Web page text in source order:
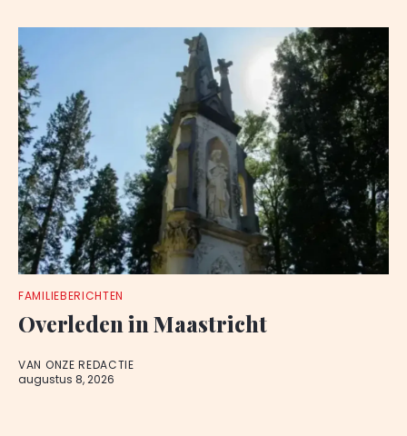
FAMILIEBERICHTEN
Overleden in Maastricht
VAN ONZE REDACTIE
augustus 8, 2026